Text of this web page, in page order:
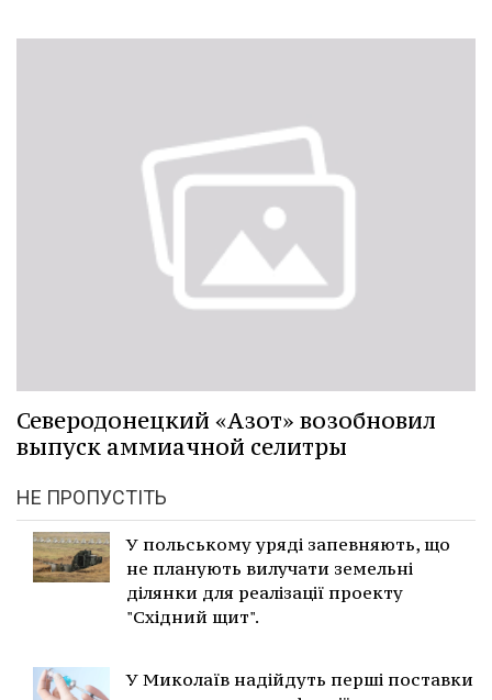
Северодонецкий «Азот» возобновил
выпуск аммиачной селитры
НЕ ПРОПУСТІТЬ
У польському уряді запевняють, що
не планують вилучати земельні
ділянки для реалізації проекту
"Східний щит".
У Миколаїв надійдуть перші поставки